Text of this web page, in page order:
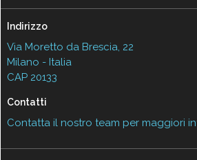
Indirizzo
Via Moretto da Brescia, 22
Milano - Italia
CAP 20133
Contatti
Contatta il nostro team per maggiori